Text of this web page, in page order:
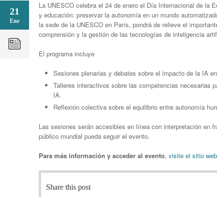
21
Ene
La UNESCO celebra el 24 de enero el Día Internacional de la
y educación: preservar la autonomía en un mundo
la sede de la UNESCO en París, pondrá de relieve el
comprensión y la gestión de las tecnologías de inteligencia
El programa incluye
Sesiones plenarias y debates sobre el impacto de la IA
Talleres interactivos sobre las competencias necesarias
IA.
Reflexión colectiva sobre el equilibrio entre autonomía
Las sesiones serán accesibles en línea con interpretación en
público mundial pueda seguir el evento.
Para más información y acceder al evento, visite el sitio
Share this post